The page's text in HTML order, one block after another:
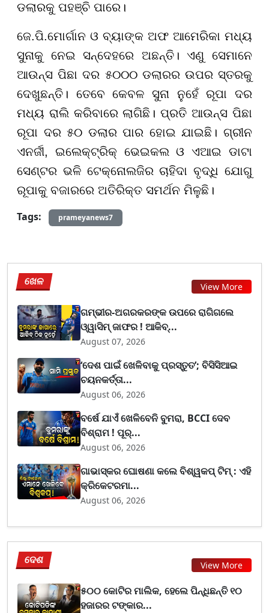
ଡଲାରକୁ ପହଞ୍ଚି ପାରେ।
ଜେ.ପି.ମୋର୍ଗାନ ଓ ବ୍ୟାଙ୍କ ଅଫ ଆମେରିକା ମଧ୍ୟ
ସୁନାକୁ ନେଇ ସନ୍ଦେହରେ ଅଛନ୍ତି। ଏଣୁ ସେମାନେ
ଆଉନ୍ସ ପିଛା ଦର ୫୦୦୦ ଡଲାରର ଉପର ସ୍ତରକୁ
ଦେଖୁଛନ୍ତି। ତେବେ କେବଳ ସୁନା ନୁହେଁ ରୂପା ଦର
ମଧ୍ୟ ରାଲି କରିବାରେ ଲାଗିଛି। ପ୍ରତି ଆଉନ୍ସ ପିଛା
ରୂପା ଦର ୫୦ ଡଲାର ପାର ହୋଇ ଯାଇଛି। ଗ୍ରୀନ
ଏନର୍ଜୀ, ଇଲେକ୍ଟ୍ରିକ୍ ଭେଇକଲ ଓ ଏଆଇ ଡାଟା
ସେଣ୍ଟର ଭଳି ଟେକ୍ନୋଲଜିର ଚାହିଦା ବୃଦ୍ଧି ଯୋଗୁ
ରୂପାକୁ ବଜାରରେ ଅତିରିକ୍ତ ସମର୍ଥନ ମିଳୁଛି।
Tags:
prameyanews7
ଖେଳ View More
ଗମ୍ଭୀର-ଅଗରକରଙ୍କ ଉପରେ ରାଗିଗଲେ
ଓ୍ୱାସିମ୍ ଜାଫର ! ଆକିବ୍...
August 07, 2026
‘ଦେଶ ପାଇଁ ଖେଳିବାକୁ ପ୍ରସ୍ତୁତ’; ବିସିସିଆଇ
ଚୟନକର୍ତ୍ତା...
August 06, 2026
ବର୍ଷେ ଯାଏଁ ଖେଳିବେନି ବୁମରା, BCCI ଦେବ
ବିଶ୍ରାମ ! ପୂର୍...
August 06, 2026
ଗାଭାସ୍କର ଘୋଷଣା କଲେ ବିଶ୍ୱକପ୍ ଟିମ୍ : ଏହି
କ୍ରିକେଟରମା...
August 06, 2026
ଦେଶ View More
୫୦୦ କୋଟିର ମାଲିକ, ହେଲେ ପିନ୍ଧିଛନ୍ତି ୧୦
ହଜାରର ଟଙ୍କାର...